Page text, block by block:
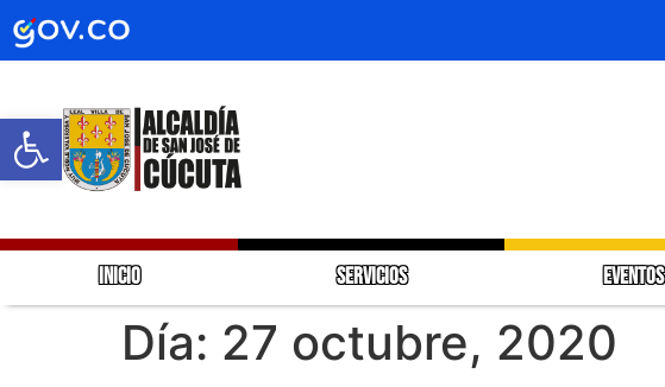
Abrir barra de herramientas
INICIO SERVICIOS EVENTOS
Día: 27 octubre, 2020